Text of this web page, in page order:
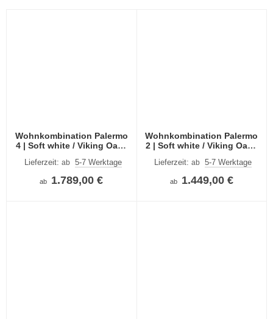
Wohnkombination Palermo
4 | Soft white / Viking Oak |
Lieferzeit: ab 5-7 Werktage
ab 1.789,00 €
Wohnkombination Palermo
2 | Soft white / Viking Oak |
Lieferzeit:ab 5-7 Werktage
ab 1.449,00 €